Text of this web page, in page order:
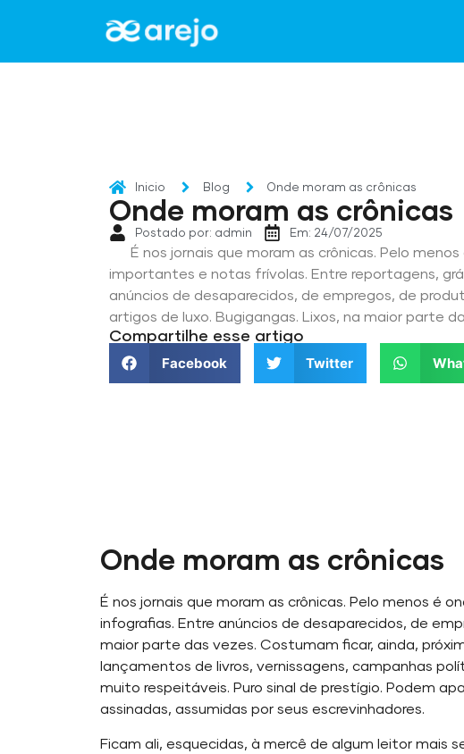
Inicio Blog Onde moram as crônicas
Onde moram as crônicas
Postado por: admin Em: 24/07/2025
É nos jornais que moram as crônicas. Pelo
importantes e notas frívolas. Entre reportagens,
anúncios de desaparecidos, de empregos, de
artigos de luxo. Bugigangas. Lixos, na maior parte
Compartilhe esse artigo
Facebook Twitter
Onde moram as crônicas
É nos jornais que moram as crônicas. Pelo menos
infografias. Entre anúncios de desaparecidos, de
maior parte das vezes. Costumam ficar, ainda,
lançamentos de livros, vernissagens, campanhas
muito respeitáveis. Puro sinal de prestígio. Podem
assinadas, assumidas por seus escrevinhadores.
Ficam ali, esquecidas, à mercê de algum leitor mais